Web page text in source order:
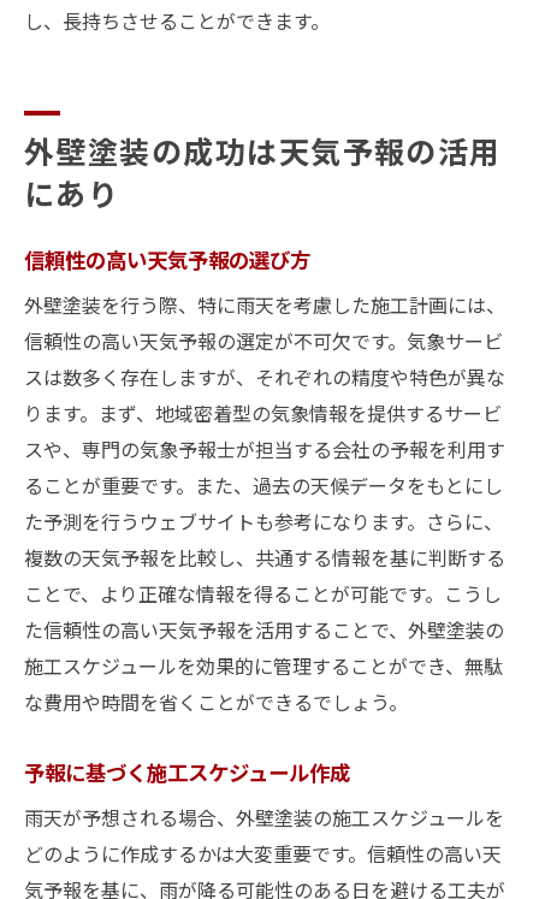
し、長持ちさせることができます。
外壁塗装の成功は天気予報の活用
にあり
信頼性の高い天気予報の選び方
外壁塗装を行う際、特に雨天を考慮した施工計画には、
信頼性の高い天気予報の選定が不可欠です。気象サービ
スは数多く存在しますが、それぞれの精度や特色が異な
ります。まず、地域密着型の気象情報を提供するサービ
スや、専門の気象予報士が担当する会社の予報を利用す
ることが重要です。また、過去の天候データをもとにし
た予測を行うウェブサイトも参考になります。さらに、
複数の天気予報を比較し、共通する情報を基に判断する
ことで、より正確な情報を得ることが可能です。こうし
た信頼性の高い天気予報を活用することで、外壁塗装の
施工スケジュールを効果的に管理することができ、無駄
な費用や時間を省くことができるでしょう。
予報に基づく施工スケジュール作成
雨天が予想される場合、外壁塗装の施工スケジュールを
どのように作成するかは大変重要です。信頼性の高い天
気予報を基に、雨が降る可能性のある日を避ける工夫が